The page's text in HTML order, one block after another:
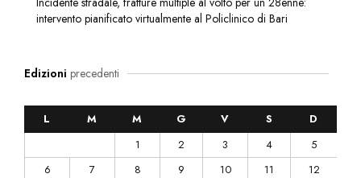
intervento pianificato virtualmente al Policlinico di Bari
Edizioni precedenti
L M M G V S
D
1
2 3 4
5
6
7 8 9 10 11
12